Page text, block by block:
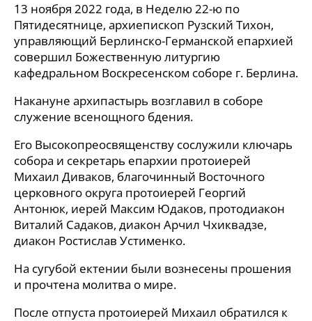
13 ноября 2022 года, в Неделю 22-ю по
Пятидесятнице, архиепископ Рузский Тихон,
управляющий Берлинско-Германской епархией
совершил Божественную литургию
кафедральном Воскресенском соборе г. Берлина.
Накануне архипастырь возглавил в соборе
служение всенощного бдения.
Его Высокопреосвященству сослужили ключарь
собора и секретарь епархии протоиерей
Михаил Диваков, благочинный Восточного
церковного округа протоиерей Георгий
Антонюк, иерей Максим Юдаков, протодиакон
Виталий Садаков, диакон Арчил Чхиквадзе,
диакон Ростислав Устименко.
На сугубой ектении были вознесены прошения
и прочтена молитва о мире.
После отпуста протоиерей Михаил обратился к